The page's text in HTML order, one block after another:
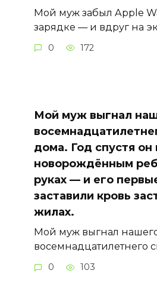
Мой муж забыл Apple
зарядке — и вдруг на
0 172
Мой муж выгнал
дома. Год спустя он
новорождённым
руках — и его
заставили кровь
жилах.
Мой муж выгнал
восемнадцатилетнего
0 103